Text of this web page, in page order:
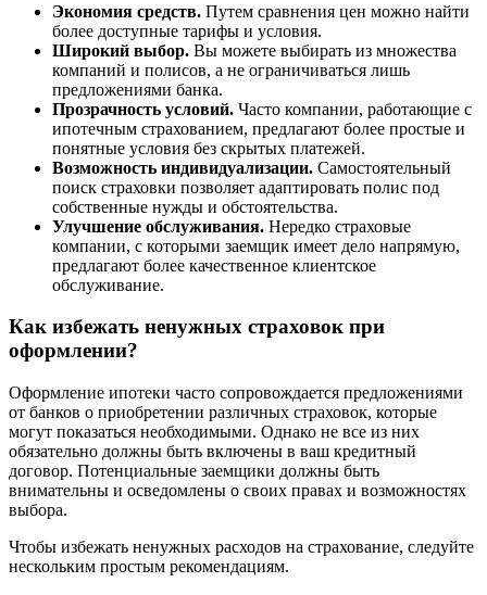
Экономия средств. Путем сравнения цен можно найти
более доступные тарифы и условия.
Широкий выбор. Вы можете выбирать из множества
компаний и полисов, а не ограничиваться лишь
предложениями банка.
Прозрачность условий. Часто компании, работающие с
ипотечным страхованием, предлагают более простые и
понятные условия без скрытых платежей.
Возможность индивидуализации. Самостоятельный
поиск страховки позволяет адаптировать полис под
собственные нужды и обстоятельства.
Улучшение обслуживания. Нередко страховые
компании, с которыми заемщик имеет дело напрямую,
предлагают более качественное клиентское
обслуживание.
Как избежать ненужных страховок при
оформлении?
Оформление ипотеки часто сопровождается предложениями
от банков о приобретении различных страховок, которые
могут показаться необходимыми. Однако не все из них
обязательно должны быть включены в ваш кредитный
договор. Потенциальные заемщики должны быть
внимательны и осведомлены о своих правах и возможностях
выбора.
Чтобы избежать ненужных расходов на страхование, следуйте
нескольким простым рекомендациям.